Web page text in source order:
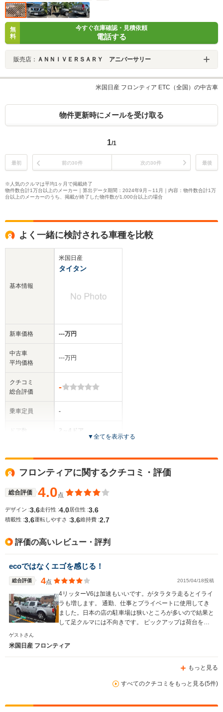
無
料
今すぐ在庫確認・見積依頼
電話する
販売店： ＡＮＮＩＶＥＲＳＡＲＹ アニバーサリー
米国日産 フロンティア ETC（全国）の中古車
物件更新時にメールを受け取る
1/1
最初 前の30件 次の30件 最後
※人気のクルマは平均1ヶ月で掲載終了
物件数合計1万台以上のメーカー｜算出データ期間：2024年9月～11月｜内容：物件数合計1万
台以上のメーカーのうち、掲載が終了した物件数が1,000台以上の場合
よく一緒に検討される車種を比較
基本情報
新車価格
中古車
平均価格
クチコミ
総合評価
乗車定員
サイズ
(全長x全幅x全高)
WLTCモード
燃費
米国日産
タイタン
‐‐‐万円
‐‐‐万円
-
-
2～4ドア
全高
-m
-m
-m
-
▼全てを表示する
フロンティアに関するクチコミ・評価
総合評価 4.0点
デザイン :3.6走行性 :4.0 居住性 :3.6
積載性 :3.6運転しやすさ :3.6維持費 :2.7
評価の高いレビュー・評判
ecoではなくエゴを感じる！
総合評価 4点 2015/04/18投稿
4リッターV6は加速もいいです。がタラタラ走るとイライ
ラも増します。 通勤、仕事とプライベートに使用してき
ました。日本の店の駐車場は狭いところが多いので結果と
して足クルマには不向きです。 ピックアップは荷台を使
ゲストさん
米国日産 フロンティア
もっと見る
すべてのクチコミをもっと見る(5件)